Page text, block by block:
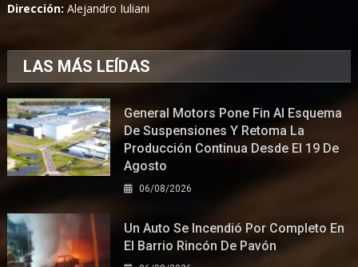
Dirección:Alejandro Iuliani
LAS MÁS LEÍDAS
General Motors Pone Fin Al Esquema
De Suspensiones Y Retoma La
Producción Continua Desde El 19 De
Agosto
06/08/2026
Un Auto Se Incendió Por Completo En
El Barrio Rincón De Pavón